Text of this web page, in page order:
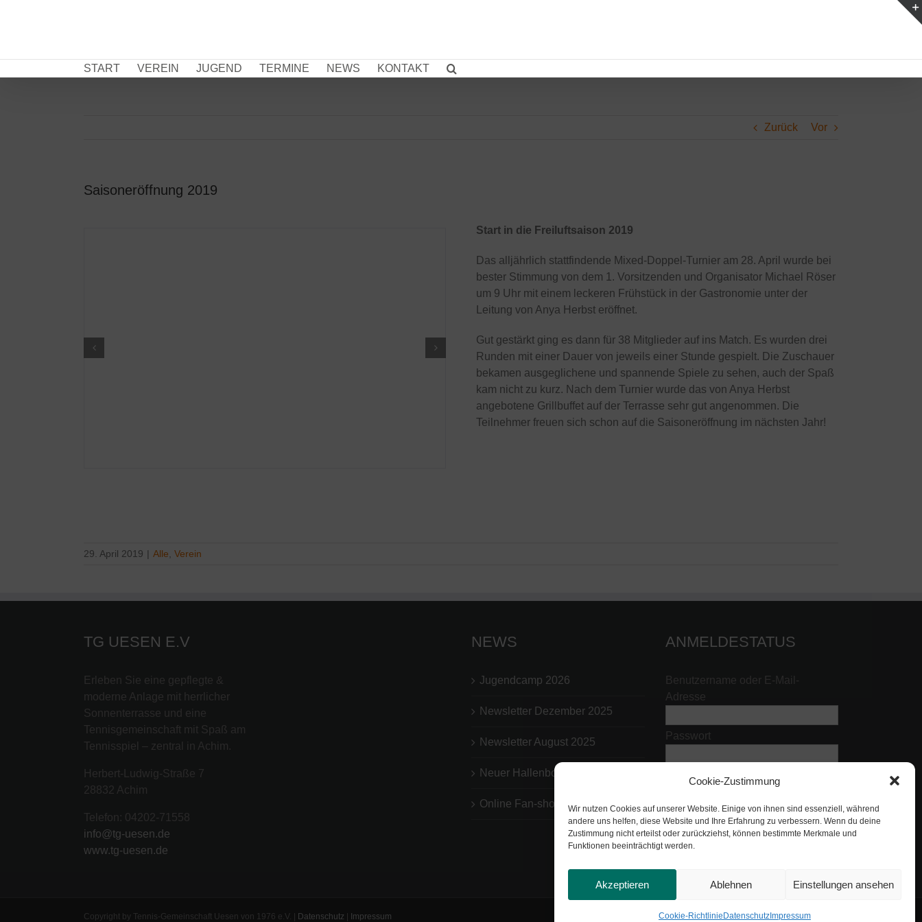
Cookie-Zustimmung
Wir nutzen Cookies auf unserer Website. Einige von ihnen sind essenziell, während
andere uns helfen, diese Website und Ihre Erfahrung zu verbessern. Wenn du deine
Zustimmung nicht erteilst oder zurückziehst, können bestimmte Merkmale und
Funktionen beeinträchtigt werden.
Akzeptieren Ablehnen Einstellungen ansehen
Cookie-Richtlinie DatenschutzImpressum
START VEREIN JUGEND TERMINE NEWS KONTAKT
Zurück Vor
Saisoneröffnung 2019
Start in die Freiluftsaison 2019
Das alljährlich stattfindende Mixed-Doppel-Turnier am 28. April wurde bei
bester Stimmung von dem 1. Vorsitzenden und Organisator Michael Röser
um 9 Uhr mit einem leckeren Frühstück in der Gastronomie unter der
Leitung von Anya Herbst eröffnet.
Gut gestärkt ging es dann für 38 Mitglieder auf ins Match. Es wurden drei
Runden mit einer Dauer von jeweils einer Stunde gespielt. Die Zuschauer
bekamen ausgeglichene und spannende Spiele zu sehen, auch der Spaß
kam nicht zu kurz. Nach dem Turnier wurde das von Anya Herbst
angebotene Grillbuffet auf der Terrasse sehr gut angenommen. Die
Teilnehmer freuen sich schon auf die Saisoneröffnung im nächsten Jahr!
29. April 2019 | Alle Verein
TG UESEN E.V
Erleben Sie eine gepflegte &
moderne Anlage mit herrlicher
Sonnenterrasse und eine
Tennisgemeinschaft mit Spaß am
Tennisspiel – zentral in Achim.
Herbert-Ludwig-Straße 7
28832 Achim
Telefon: 04202-71558
info@tg-uesen.de
www.tg-uesen.de
NEWS
Jugendcamp 2026
Newsletter Dezember 2025
Newsletter August 2025
Neuer Hallenboden
Online Fan-shop
ANMELDESTATUS
Benutzername oder E-Mail-
Adresse
Passwort
Copyright by Tennis-Gemeinschaft Uesen von 1976 e.V. | Datenschutz | Impressum